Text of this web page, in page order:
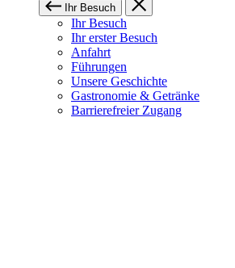
Ihr Besuch
Ihr Besuch
Ihr erster Besuch
Anfahrt
Führungen
Unsere Geschichte
Gastronomie & Getränke
Barrierefreier Zugang